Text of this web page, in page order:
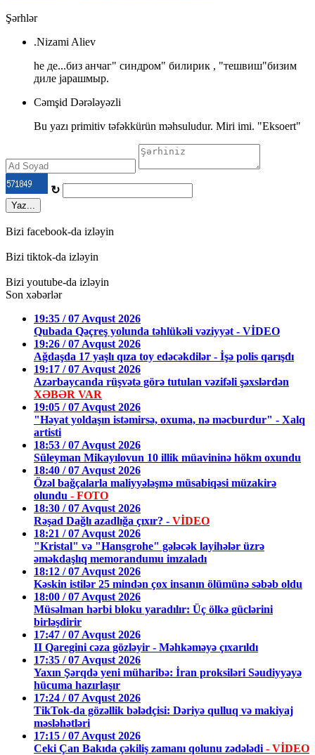
Şərhlər
.Nizami Aliev
he де...биз анчаг" синдром" билирик , "тешвиш"бизим
диле jaрашмыр.
Cəmşid Dərələyəzli
Bu yazı primitiv təfəkkürün məhsuludur. Miri imi. "Eksoert"
↻
Yaz...
Bizi facebook-da izləyin
Bizi tiktok-da izləyin
Bizi youtube-da izləyin
Son xəbərlər
19:35 / 07 Avqust 2026
Qubada Qəçreş yolunda təhlükəli vəziyyət - VİDEO
19:26 / 07 Avqust 2026
Ağdaşda 17 yaşlı qıza toy edəcəkdilər - İşə polis qarışdı
19:17 / 07 Avqust 2026
Azərbaycanda rüşvətə görə tutulan vəzifəli şəxslərdən
XƏBƏR VAR
19:05 / 07 Avqust 2026
"Həyat yoldaşın istəmirsə, oxuma, nə məcburdur" - Xalq
artisti
18:53 / 07 Avqust 2026
Süleyman Mikayılovun 10 illik müavininə hökm oxundu
18:40 / 07 Avqust 2026
Özəl bağçalarla maliyyələşmə müsabiqəsi müzakirə
olundu - FOTO
18:30 / 07 Avqust 2026
Rəşad Dağlı azadlığa çıxır? - VİDEO
18:21 / 07 Avqust 2026
"Kristal" və "Hansgrohe" gələcək layihələr üzrə
əməkdaşlıq memorandumu imzaladı
18:12 / 07 Avqust 2026
Kəskin istilər 25 mindən çox insanın ölümünə səbəb oldu
18:00 / 07 Avqust 2026
Müsəlman hərbi bloku yaradılır: Üç ölkə güclərini
birləşdirir
17:47 / 07 Avqust 2026
II Qaregini cəza gözləyir - Məhkəməyə çıxarıldı
17:35 / 07 Avqust 2026
Yaxın Şərqdə yeni müharibə: İran proksiləri Səudiyyəyə
hücuma hazırlaşır
17:24 / 07 Avqust 2026
TikTok-da gözəllik bələdçisi: Dəriyə qulluq və makiyaj
məsləhətləri
17:15 / 07 Avqust 2026
Ceki Çan Bakıda çəkiliş zamanı qolunu zədələdi - VİDEO